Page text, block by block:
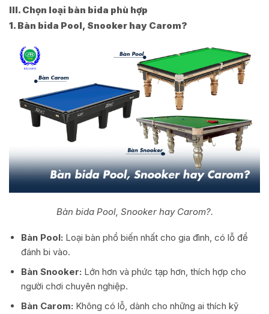
III. Chọn loại bàn bida phù hợp
1. Bàn bida Pool, Snooker hay Carom?
Bàn bida Pool, Snooker hay Carom?.
Bàn Pool: Loại bàn phổ biến nhất cho gia đình, có lỗ để
đánh bi vào.
Bàn Snooker: Lớn hơn và phức tạp hơn, thích hợp cho
người chơi chuyên nghiệp.
Bàn Carom: Không có lỗ, dành cho những ai thích kỹ